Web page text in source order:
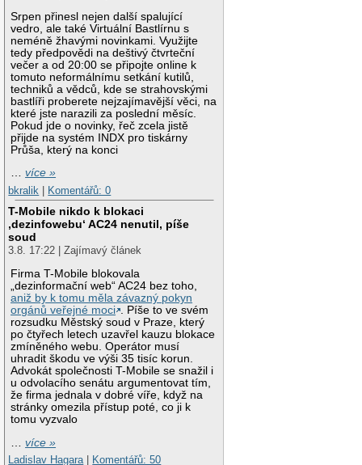
Srpen přinesl nejen další spalující
vedro, ale také Virtuální Bastlírnu s
neméně žhavými novinkami. Využijte
tedy předpovědi na deštivý čtvrteční
večer a od 20:00 se připojte online k
tomuto neformálnímu setkání kutilů,
techniků a vědců, kde se strahovskými
bastlíři proberete nejzajímavější věci, na
které jste narazili za poslední měsíc.
Pokud jde o novinky, řeč zcela jistě
přijde na systém INDX pro tiskárny
Průša, který na konci
…více »
bkralik | Komentářů: 0
T-Mobile nikdo k blokaci
‚dezinfowebu‘ AC24 nenutil, píše
soud
3.8. 17:22 | Zajímavý článek
Firma T-Mobile blokovala
„dezinformační web“ AC24 bez toho,
aniž by k tomu měla závazný pokyn
orgánů veřejné moci
. Píše to ve svém
rozsudku Městský soud v Praze, který
po čtyřech letech uzavřel kauzu blokace
zmíněného webu. Operátor musí
uhradit škodu ve výši 35 tisíc korun.
Advokát společnosti T-Mobile se snažil i
u odvolacího senátu argumentovat tím,
že firma jednala v dobré víře, když na
stránky omezila přístup poté, co ji k
tomu vyzvalo
…více »
Ladislav Hagara| Komentářů: 50